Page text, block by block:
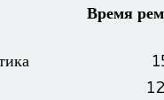
Время